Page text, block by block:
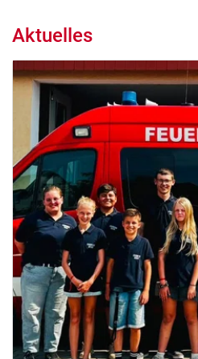
Aktuelles